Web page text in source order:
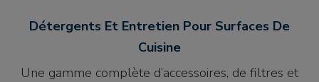
Détergents Et Entretien Pour Surfaces De
Cuisine
Une gamme complète d’accessoires, de filtres et